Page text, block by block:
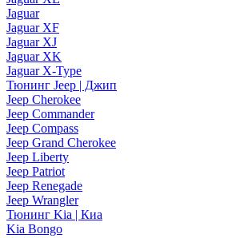
Jaguar
Jaguar XF
Jaguar XJ
Jaguar XK
Jaguar X-Type
Тюнинг Jeep | Джип
Jeep Cherokee
Jeep Commander
Jeep Compass
Jeep Grand Cherokee
Jeep Liberty
Jeep Patriot
Jeep Renegade
Jeep Wrangler
Тюнинг Kia | Киа
Kia Bongo